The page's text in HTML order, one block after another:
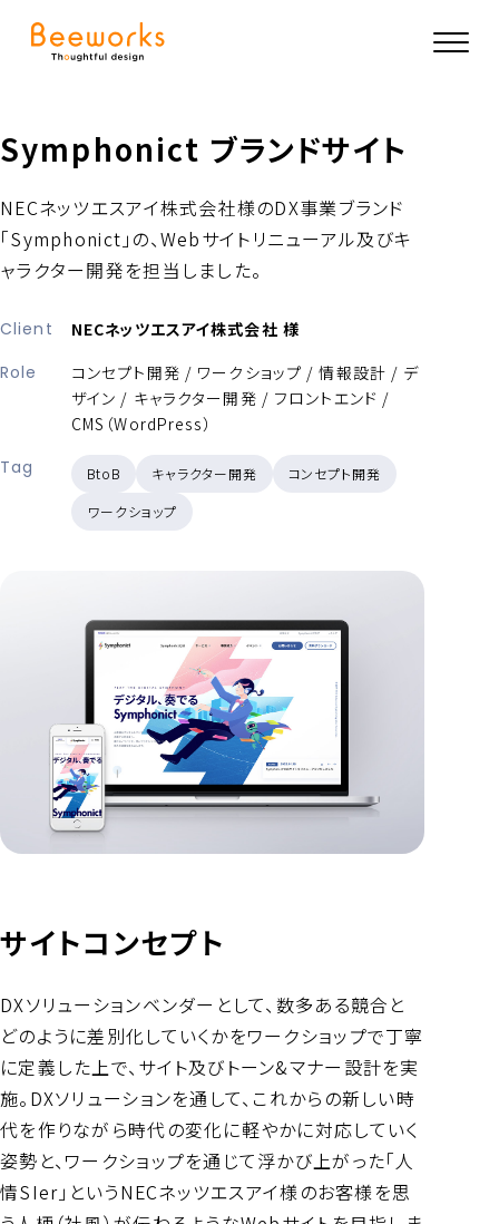
Symphonict ブランドサイト
NECネッツエスアイ株式会社様のDX事業ブランド
「Symphonict」の、Webサイトリニューアル及びキ
ャラクター開発を担当しました。
Client
NECネッツエスアイ株式会社 様
Role
コンセプト開発 / ワークショップ / 情報設計 / デ
ザイン / キャラクター開発 / フロントエンド /
CMS（WordPress）
Tag
BtoB キャラクター開発
コンセプト開発
ワークショップ
サイトコンセプト
DXソリューションベンダーとして、数多ある競合と
どのように差別化していくかをワークショップで丁寧
に定義した上で、サイト及びトーン&マナー設計を実
施。DXソリューションを通して、これからの新しい時
代を作りながら時代の変化に軽やかに対応していく
姿勢と、ワークショップを通じて浮かび上がった「人
情SIer」というNECネッツエスアイ様のお客様を思